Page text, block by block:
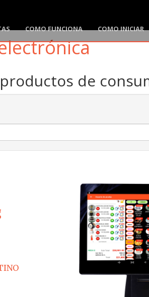
COMO FUNCIONA COMO INICIAR
de